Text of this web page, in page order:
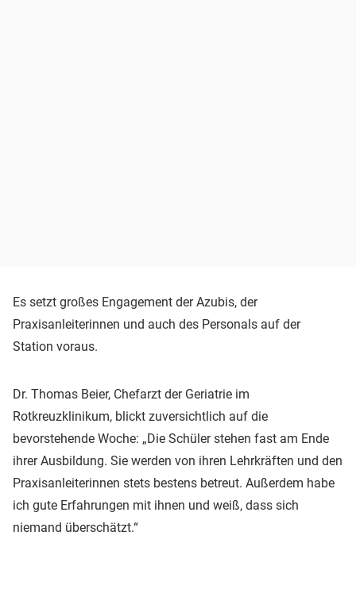
Es setzt großes Engagement der Azubis, der
Praxisanleiterinnen und auch des Personals auf der
Station voraus.
Dr. Thomas Beier, Chefarzt der Geriatrie im
Rotkreuzklinikum, blickt zuversichtlich auf die
bevorstehende Woche: „Die Schüler stehen fast am Ende
ihrer Ausbildung. Sie werden von ihren Lehrkräften und den
Praxisanleiterinnen stets bestens betreut. Außerdem habe
ich gute Erfahrungen mit ihnen und weiß, dass sich
niemand überschätzt.“